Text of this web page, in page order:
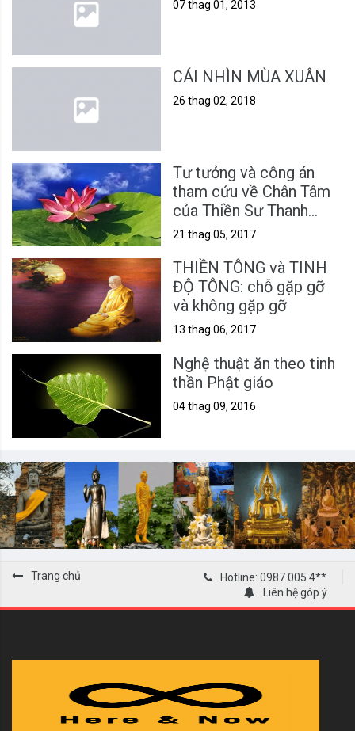
07 thag 01, 2013
CÁI NHÌN MÙA XUÂN
26 thag 02, 2018
Tư tưởng và công án
tham cứu về Chân Tâm
của Thiền Sư Thanh
Đàm
21 thag 05, 2017
THIỀN TÔNG và TINH
ĐỘ TÔNG: chỗ gặp gỡ
và không gặp gỡ
13 thag 06, 2017
Nghệ thuật ăn theo tinh
thần Phật giáo
04 thag 09, 2016
Trang chủ
Hotline: 0987 005 4**
Liên hệ góp ý